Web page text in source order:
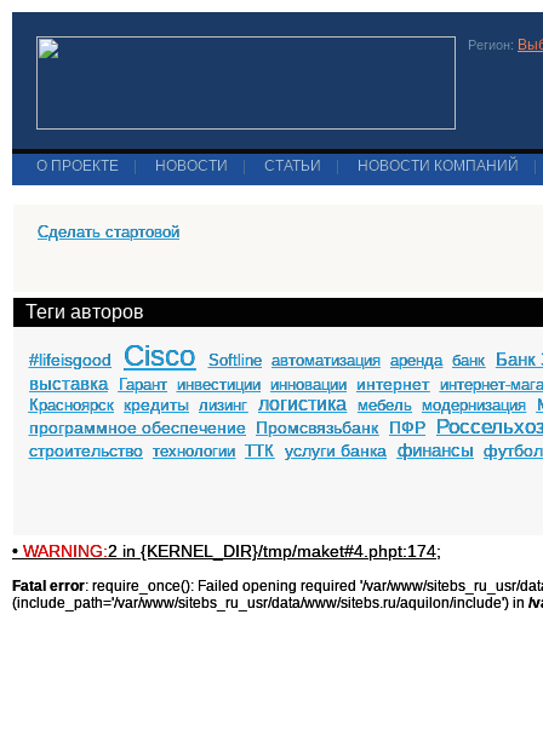
Регион:
О ПРОЕКТЕ НОВОСТИ СТАТЬИ НОВОСТИ КОМПАНИЙ
Сделать стартовой
Теги авторов
#lifeisgood Cisco Softline автоматизация аренда банк
Банк
выставка
Гарант инвестиции инновации интернет интернет-
Красноярск кредиты лизинг логистика мебель модернизация
программное обеспечение Промсвязьбанк ПФР
строительство технологии ТТК услуги банка финансы футбол
• WARNING:2 in {KERNEL_DIR}/tmp/maket#4.phpt:174;
Fatal error: require_once(): Failed opening required '/var/www/sitebs_ru_usr/
(include_path='/var/www/sitebs_ru_usr/data/www/sitebs.ru/aquilon/include') in /